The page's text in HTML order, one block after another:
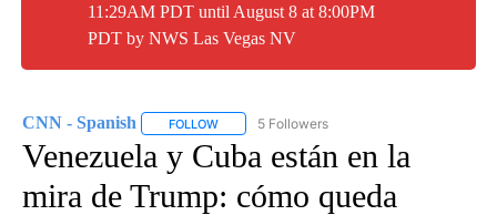
11:29AM PDT until August 8 at 8:00PM
PDT by NWS Las Vegas NV
CNN - Spanish FOLLOW FOLLOW "CNN - SPANISH" TO RECEIVE
5 Followers
Venezuela y Cuba están en la
mira de Trump: cómo queda